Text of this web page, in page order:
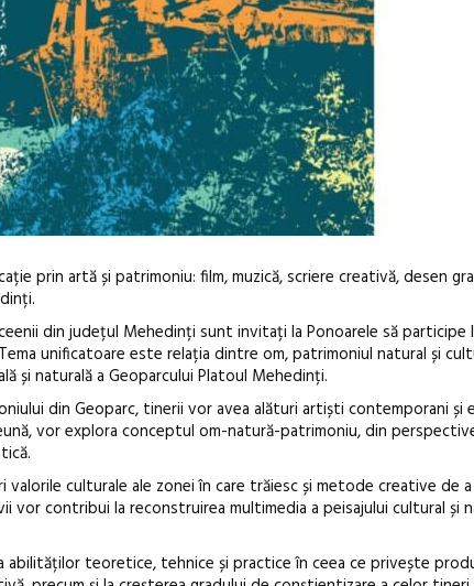
prin artă și patrimoniu: film, muzică, scriere creativă, desen
din județul Mehedinți sunt invitați la Ponoarele să participe
unificatoare este relația dintre om, patrimoniul natural și
și naturală a Geoparcului Platoul Mehedinți.
din Geoparc, tinerii vor avea alături artiști contemporani și
vor explora conceptul om-natură-patrimoniu, din
culturale ale zonei în care trăiesc și metode creative de a
vor contribui la reconstruirea multimedia a peisajului cultural și
teoretice, tehnice și practice în ceea ce privește
Open